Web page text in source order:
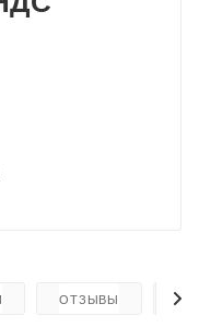
ОТЗЫВЫ